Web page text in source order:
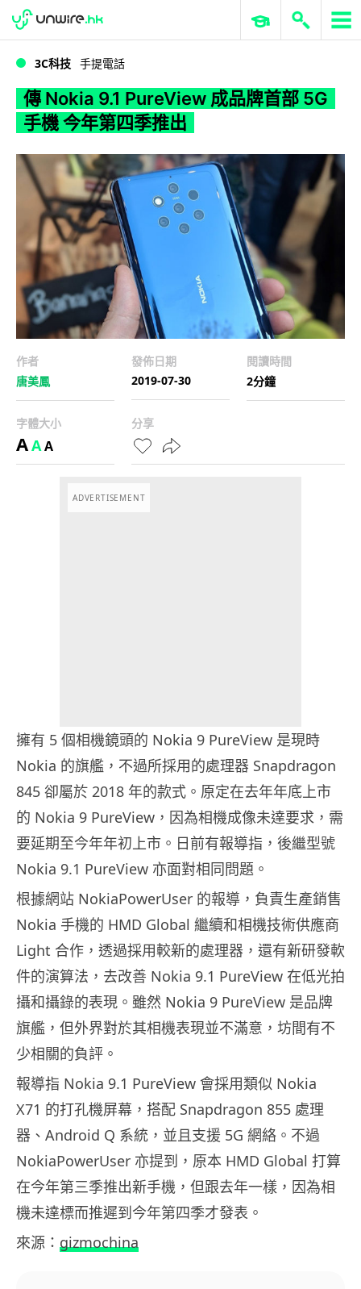
WWDC 2026 ERP 與商業 AI
3C科技 手提電話
傳 Nokia 9.1 PureView 成品牌首部 5G
手機 今年第四季推出
作者
唐美鳳
發佈日期
2019-07-30
閱讀時間
2分鐘
字體大小
AAA
分享
ADVERTISEMENT
擁有 5 個相機鏡頭的 Nokia 9 PureView 是現時
Nokia 的旗艦，不過所採用的處理器 Snapdragon
845 卻屬於 2018 年的款式。原定在去年年底上市
的 Nokia 9 PureView，因為相機成像未達要求，需
要延期至今年年初上市。日前有報導指，後繼型號
Nokia 9.1 PureView 亦面對相同問題。
根據網站 NokiaPowerUser 的報導，負責生產銷售
Nokia 手機的 HMD Global 繼續和相機技術供應商
Light 合作，透過採用較新的處理器，還有新研發軟
件的演算法，去改善 Nokia 9.1 PureView 在低光拍
攝和攝錄的表現。雖然 Nokia 9 PureView 是品牌
旗艦，但外界對於其相機表現並不滿意，坊間有不
少相關的負評。
報導指 Nokia 9.1 PureView 會採用類似 Nokia
X71 的打孔機屏幕，搭配 Snapdragon 855 處理
器、Android Q 系統，並且支援 5G 網絡。不過
NokiaPowerUser 亦提到，原本 HMD Global 打算
在今年第三季推出新手機，但跟去年一樣，因為相
機未達標而推遲到今年第四季才發表。
來源： gizmochina